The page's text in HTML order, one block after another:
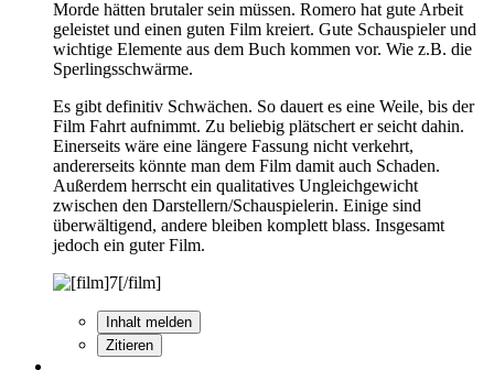
Morde hätten brutaler sein müssen. Romero hat gute Arbeit
geleistet und einen guten Film kreiert. Gute Schauspieler und
wichtige Elemente aus dem Buch kommen vor. Wie z.B. die
Sperlingsschwärme.
Es gibt definitiv Schwächen. So dauert es eine Weile, bis der
Film Fahrt aufnimmt. Zu beliebig plätschert er seicht dahin.
Einerseits wäre eine längere Fassung nicht verkehrt,
andererseits könnte man dem Film damit auch Schaden.
Außerdem herrscht ein qualitatives Ungleichgewicht
zwischen den Darstellern/Schauspielerin. Einige sind
überwältigend, andere bleiben komplett blass. Insgesamt
jedoch ein guter Film.
Inhalt melden
Zitieren